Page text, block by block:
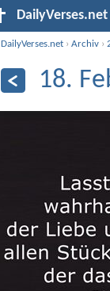
DailyVerses.net
DailyVerses.net ›Archiv ›
18.